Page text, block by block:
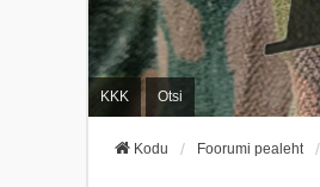
KKK Otsi
Kodu Foorumi pealeht